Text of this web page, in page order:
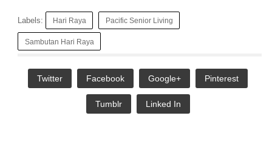
Labels: Hari Raya Pacific Senior Living
Sambutan Hari Raya
Twitter Facebook Google+ Pinterest
Tumblr Linked In